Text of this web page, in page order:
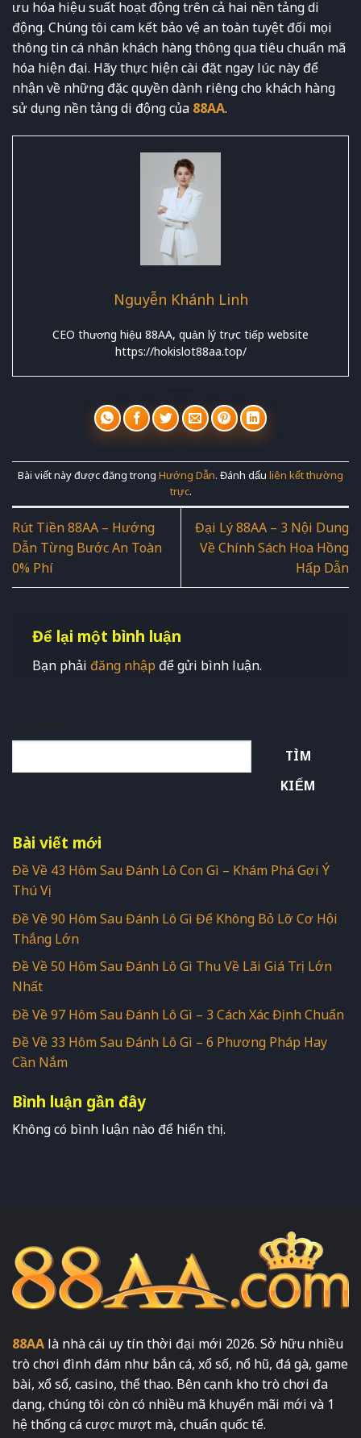
ưu hóa hiệu suất hoạt động trên cả hai nền tảng di
động. Chúng tôi cam kết bảo vệ an toàn tuyệt đối mọi
thông tin cá nhân khách hàng thông qua tiêu chuẩn mã
hóa hiện đại. Hãy thực hiện cài đặt ngay lúc này để
nhận về những đặc quyền dành riêng cho khách hàng
sử dụng nền tảng di động của88AA.
Nguyễn Khánh Linh
CEO thương hiệu 88AA, quản lý trực tiếp website
https://hokislot88aa.top/
Bài viết này được đăng trongHướng Dẫn. Đánh dấuliên kết thường
trực.
Rút Tiền 88AA – Hướng
Dẫn Từng Bước An Toàn
0% Phí
Đại Lý 88AA – 3 Nội Dung
Về Chính Sách Hoa Hồng
Hấp Dẫn
Để lại một bình luận
Bạn phải đăng nhậpđể gửi bình luận.
TÌM
KIẾM
Bài viết mới
Đề Về 43 Hôm Sau Đánh Lô Con Gì – Khám Phá Gợi Ý
Thú Vị
Đề Về 90 Hôm Sau Đánh Lô Gì Để Không Bỏ Lỡ Cơ Hội
Thắng Lớn
Đề Về 50 Hôm Sau Đánh Lô Gì Thu Về Lãi Giá Trị Lớn
Nhất
Đề Về 97 Hôm Sau Đánh Lô Gì – 3 Cách Xác Định Chuẩn
Đề Về 33 Hôm Sau Đánh Lô Gì – 6 Phương Pháp Hay
Cần Nắm
Bình luận gần đây
Không có bình luận nào để hiển thị.
88AAlà nhà cái uy tín thời đại mới 2026. Sở hữu nhiều
trò chơi đình đám như bắn cá, xổ số, nổ hũ, đá gà, game
bài, xổ số, casino, thể thao. Bên cạnh kho trò chơi đa
dạng, chúng tôi còn có nhiều mã khuyến mãi mới và 1
hệ thống cá cược mượt mà, chuẩn quốc tế.